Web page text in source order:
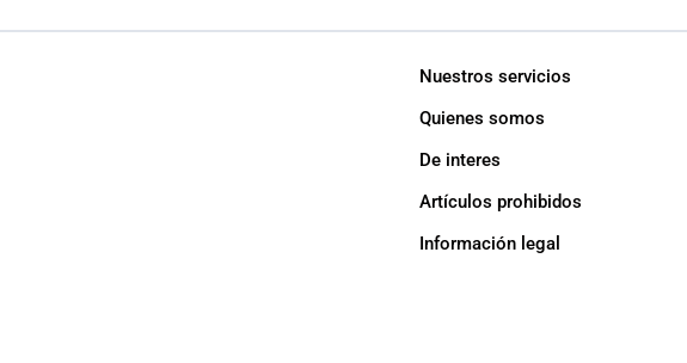
Nuestros servicios
Quienes somos
De interes
Artículos prohibidos
Información legal